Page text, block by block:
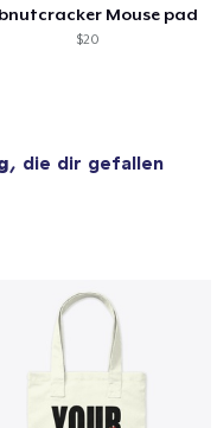
Mouse pad
$20
, die dir gefallen